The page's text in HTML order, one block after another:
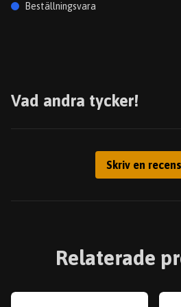
Beställningsvara
Vad andra tycker!
Skriv en
Relaterade